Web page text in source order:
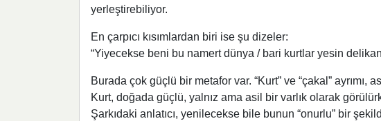
yerleştirebiliyor.
En çarpıcı kısımlardan biri ise şu dizeler:
“Yiyecekse beni bu namert dünya / bari kurtlar yesin
Burada çok güçlü bir metafor var. “Kurt” ve “çakal”
Kurt, doğada güçlü, yalnız ama asil bir varlık olarak
Şarkıdaki anlatıcı, yenilecekse bile bunun “onurlu” bir